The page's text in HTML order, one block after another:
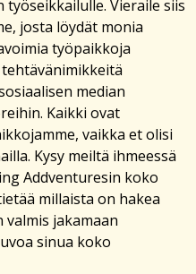
Vieraile siis
josta löydät monia
työpaikkoja
median
Kaikki ovat
vaikka et olisi
Kysy meiltä ihmeessä
Addventuresin koko
millaista on hakea
jakamaan
sinua koko